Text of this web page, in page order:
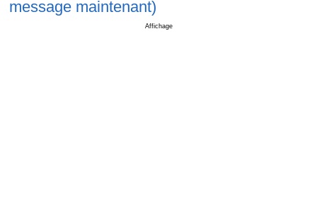
message maintenant)
Affichage